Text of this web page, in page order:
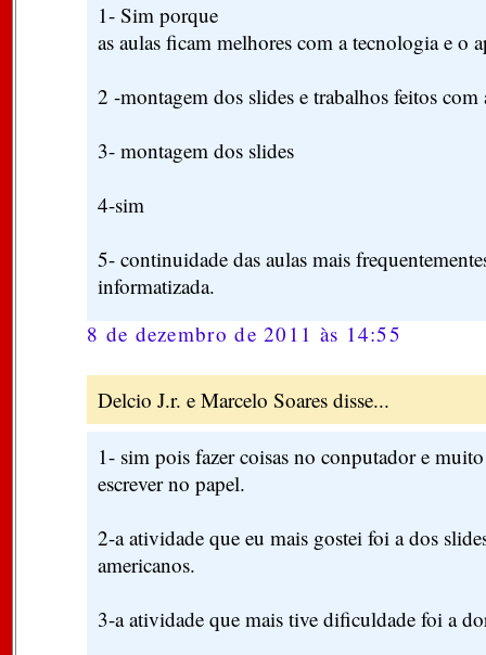
1- Sim porque
as aulas ficam melhores com a tecnologia e o
2 -montagem dos slides e trabalhos feitos
3- montagem dos slides
4-sim
5- continuidade das aulas mais
informatizada.
8 de dezembro de 2011 às 14:55
Delcio J.r. e Marcelo Soares disse...
1- sim pois fazer coisas no conputador e
escrever no papel.
2-a atividade que eu mais gostei foi a dos
americanos.
3-a atividade que mais tive dificuldade foi a